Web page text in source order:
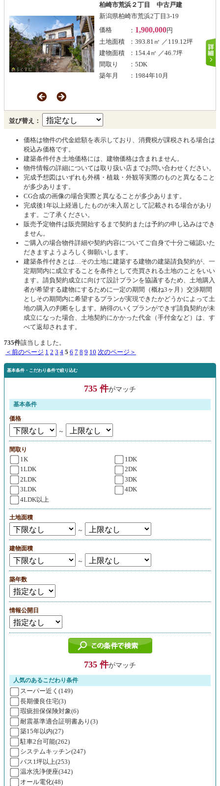
柏崎市荒浜２丁目 中古戸建
新潟県柏崎市荒浜2丁目3-19
価格
： 1,900,000円
土地面積
：393.81㎡ ／119.12坪
建物面積
：154.4㎡ ／46.7坪
間取り
：5DK
築年月
：1984年10月
並び替え：
価格は物件の代金総額を表示しており、消費税が課税される場合は
税込み価格です。
建築条件付き土地価格には、建物価格は含まれません。
物件情報の詳細については取り扱い店までお問い合わせください。
完成予想図はいずれも外構・植栽・外観等実際のものと異なること
が多少あります。
CG合成の画像の場合実際と異なることが多少あります。
完成後1年以上経過したものが未入居として記載される場合があり
ます。ご了承ください。
販売予定物件は販売開始するまで契約または予約の申し込みはでき
ません。
ご購入の場合物件詳細や契約内容についてご自身で十分ご確認いた
だきますようよろしく御願いします。
建築条件付きとは…その土地に建築する建物の建築請負契約が、一
定期間内に成立することを条件として売買される土地のことをいい
ます。請負契約成立に向けて設計プランを協議するため、土地購入
者が希望する建物にするために一定の期間（概ね3ヶ月）交渉期間
としその期間内に希望するプランが実現できたかどうかによって土
地の購入の判断をします。納得のいくプランができず請負契約が未
成立になった場合、土地契約にかかった代金（手付金など）は、す
べて返却されます。
735件該当しました。
＜前のページ 1 2 3 4 5 6 7 8 9 10 次のページ＞
基本条件・こだわり条件で絞り込む
735 件がマッチ
基本条件
価格
～
間取り
1K
1DK
1LDK
2DK
2LDK
3DK
3LDK
4DK
4LDK以上
土地面積
～
建物面積
～
築年数
情報公開日
735 件がマッチ
人気のあるこだわり条件
スーパー近く(149)
長期優良住宅(3)
瑕疵担保保険対象(6)
耐震基準適合証明書あり(3)
築15年以内(27)
駐車2台可能(262)
システムキッチン(247)
バス1坪以上(253)
温水洗浄便座(342)
オール電化(48)